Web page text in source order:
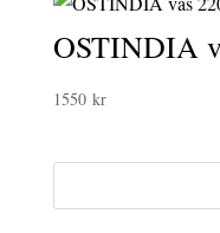
OSTINDIA
1550 kr